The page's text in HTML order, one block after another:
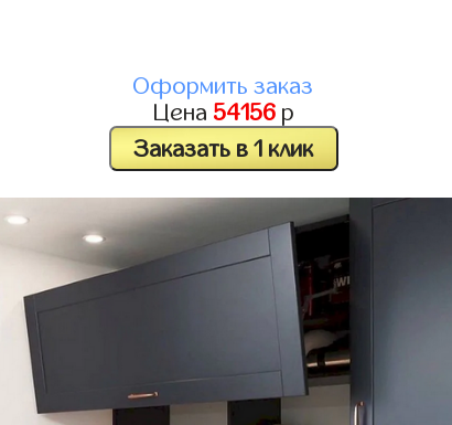
Оформить заказ
Цена 54156р
Заказать в 1 клик